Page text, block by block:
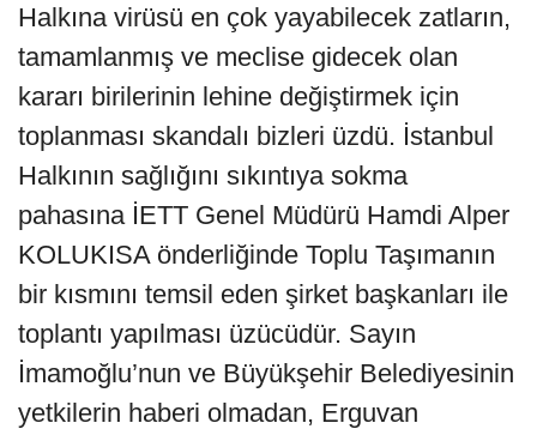
Halkına virüsü en çok yayabilecek zatların,
tamamlanmış ve meclise gidecek olan
kararı birilerinin lehine değiştirmek için
toplanması skandalı bizleri üzdü. İstanbul
Halkının sağlığını sıkıntıya sokma
pahasına İETT Genel Müdürü Hamdi Alper
KOLUKISA önderliğinde Toplu Taşımanın
bir kısmını temsil eden şirket başkanları ile
toplantı yapılması üzücüdür. Sayın
İmamoğlu’nun ve Büyükşehir Belediyesinin
yetkilerin haberi olmadan, Erguvan